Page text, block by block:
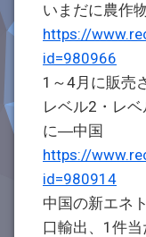
いまだに農作
https://
id=980966
1～4月に販売
レベル2・レ
に―中国
https://
id=980914
中国の新エネ
口輸出、1件